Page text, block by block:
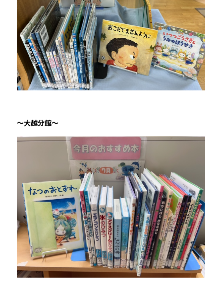
～大越分館～